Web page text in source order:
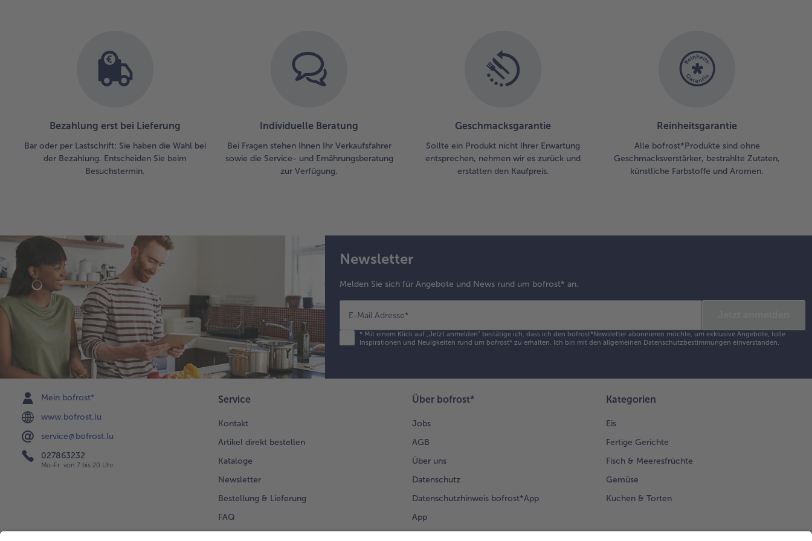
Bezahlung erst bei Lieferung
Bar oder per Lastschrift: Sie haben die Wahl bei
der Bezahlung. Entscheiden Sie beim
Besuchstermin.
Individuelle Beratung
Bei Fragen stehen Ihnen Ihr Verkaufsfahrer
sowie die Service- und Ernährungsberatung
zur Verfügung.
Geschmacksgarantie
Sollte ein Produkt nicht Ihrer Erwartung
entsprechen, nehmen wir es zurück und
erstatten den Kaufpreis.
Reinheitsgarantie
Alle bofrost*Produkte sind ohne
Geschmacksverstärker, bestrahlte Zutaten,
künstliche Farbstoffe und Aromen.
Newsletter
Melden Sie sich für Angebote und News rund um bofrost* an.
E-Mail Adresse*
*Mit einem Klick auf „Jetzt anmelden" bestätige ich, dass ich den bofrost*Newsletter abonnieren möchte, um exklusive Angebote, tolle
Inspirationen und Neuigkeiten rund um bofrost* zu erhalten. Ich bin mit den allgemeinen Datenschutzbestimmungen einverstanden.
Mein bofrost*
www.bofrost.lu
service@bofrost.lu
027863232
Mo-Fr. von 7 bis 20 Uhr
Service
Kontakt
Artikel direkt bestellen
Kataloge
Newsletter
Bestellung & Lieferung
FAQ
Über bofrost*
Jobs
AGB
Über uns
Datenschutz
Datenschutzhinweis bofrost*App
App
Kategorien
Eis
Fertige Gerichte
Fisch & Meeresfrüchte
Gemüse
Kuchen & Torten